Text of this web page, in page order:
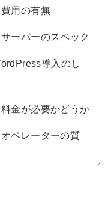
用の有無
ーバーのスペック
導入のし
金が必要かどうか
ペレーターの質